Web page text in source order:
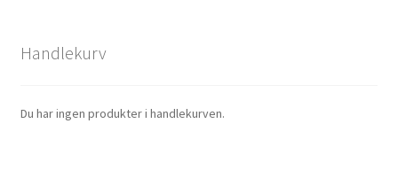
Handlekurv
Du har ingen produkter i handlekurven.